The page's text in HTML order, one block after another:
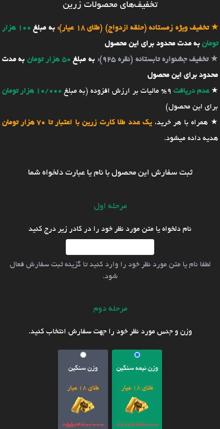
تخفیف‌های محصولات زرین
★تخفیف ویژه زمستانه (حلقه ازدواج) (طلای 18 عیار): به مبلغ
100 هزار
تومان به مدت محدود برای این محصول
★تخفیف جشنواره تابستانه (نقره 925): به مبلغ 50 هزار تومان
به مدت
محدود برای این محصول
★عدم دریافت 9% مالیات بر ارزش افزوده (به مبلغ
10/000 هزار تومان
برای این محصول)
★ همراه با هر خرید،یک عدد طلا کارت زرین با اعتبار تا 70 هزار تومان
هدیه داده میشود.
ثبت سفارش این محصول با نام یا عبارت دلخواه شما
مرحله اول
نام دلخواه یا متن مورد نظر خود را در کادر زیر درج کنید
لطفا نام یا متن مورد نظر خود را وارد کنید تا گزینه ثبت سفارش فعال
شود.
مرحله دوم
وزن و جنس مورد نظر خود را جهت سفارش انتخاب کنید.
وزن نیمه سنگین
طلای 18 عیار
111/214/000
وزن سنگین
طلای 18 عیار
155/480/000